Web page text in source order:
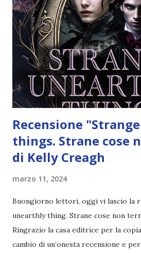
cambiare la mia vita. Mio fratello
entrare nella prestigiosa e
Shadowspell Academy, nascosta tra
mondo. È un luogo così insidioso
che una volta entrato ne uscirai
la nostra intera famiglia verr...
Recensione
things. Strane cose
di Kelly Creagh
marzo 11, 2024
Buongiorno lettori, oggi vi lascio la
unearthly thing. Strane cose non
Ringrazio la casa editrice per la
cambio di un’onesta recensione e